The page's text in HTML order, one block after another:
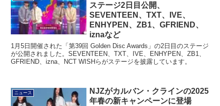
ステージ2日目公開、
SEVENTEEN、TXT、IVE、
ENHYPEN、ZB1、GFRIEND、
iznaなど
1月5日開催された「第39回 Golden Disc Awards」の2日目のステージ
が公開されました。SEVENTEEN、TXT、IVE、ENHYPEN、ZB1、
GFRIEND、izna、NCT WISHらがステージを披露しています。
ニュース
NJZがカルバン・クラインの2025
年春の新キャンペーンに登場